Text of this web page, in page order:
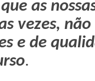
as
vezes,
e de
.